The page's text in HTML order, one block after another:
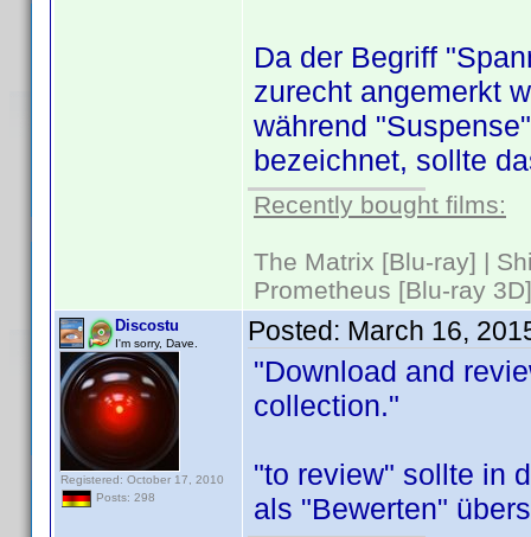
Da der Begriff
zurecht angemerkt
während
bezeichnet, sollte
Recently bought films:
The Matrix [Blu-ray] |
Prometheus [Blu-ray
Discostu
I'm sorry, Dave.
Registered: October 17, 2010
Posts: 298
Posted: March 16,
"Download and
collection."
"to review" sollte in
als "Bewerten"